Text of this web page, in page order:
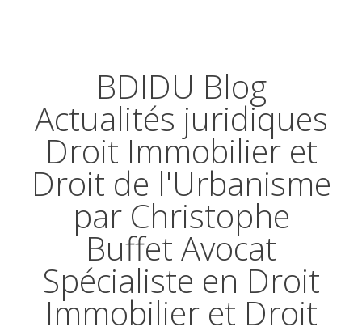
BDIDU Blog
Actualités juridiques
Droit Immobilier et
Droit de l'Urbanisme
par Christophe
Buffet Avocat
Spécialiste en Droit
Immobilier et Droit